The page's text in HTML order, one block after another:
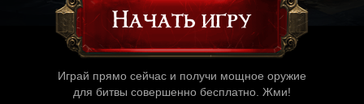
Начать игру
Играй прямо сейчас и получи мощное оружие
для битвы совершенно бесплатно. Жми!